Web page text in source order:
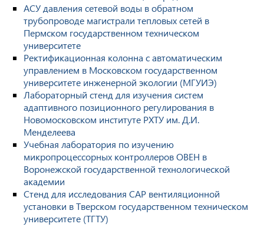
АСУ давления сетевой воды в обратном
трубопроводе магистрали тепловых сетей в
Пермском государственном техническом
университете
Ректификационная колонна с автоматическим
управлением в Московском государственном
университете инженерной экологии (МГУИЭ)
Лабораторный стенд для изучения систем
адаптивного позиционного регулирования в
Новомосковском институте РХТУ им. Д.И.
Менделеева
Учебная лаборатория по изучению
микропроцессорных контроллеров ОВЕН в
Воронежской государственной технологической
академии
Стенд для исследования САР вентиляционной
установки в Тверском государственном техническом
университете (ТГТУ)